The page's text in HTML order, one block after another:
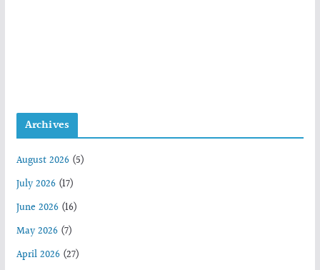
Archives
August 2026(5)
July 2026(17)
June 2026(16)
May 2026(7)
April 2026(27)